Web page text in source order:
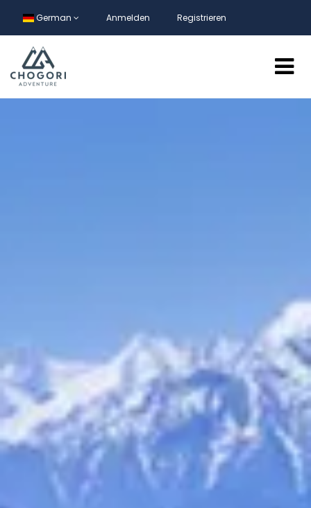
German Anmelden Registrieren